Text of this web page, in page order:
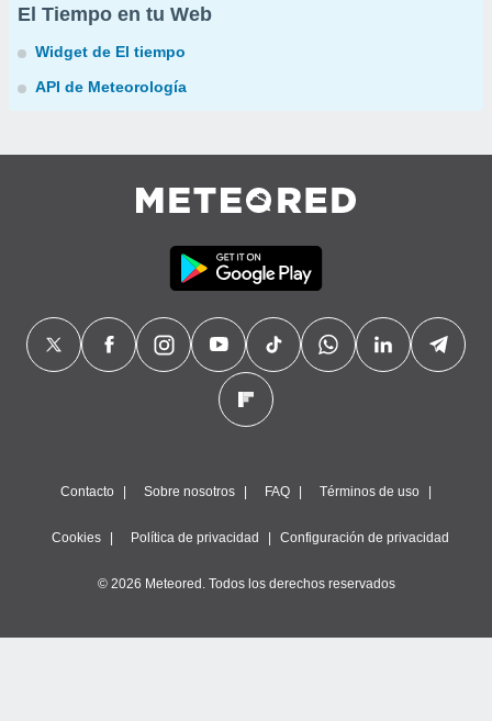
El Tiempo en tu Web
Widget de El tiempo
API de Meteorología
Contacto Sobre nosotros FAQ Términos de uso
Cookies Política de privacidad Configuración de privacidad
© 2026 Meteored. Todos los derechos reservados